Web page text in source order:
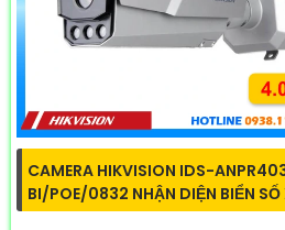
CAMERA HIKVISION IDS-
BI/POE/0832 NHẬN DIỆN BIỂN SỐ